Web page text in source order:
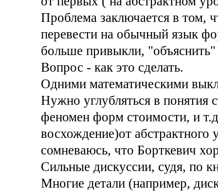
Проблема заключается в том,
перевести на обычный язык
больше привыкли, "объяснить"
Вопрос - как это сделать.
Одними математическими
Нужно углубляться в понятия
феномен форм стоимости, и
восхождение)от абстрактного
сомневаюсь, что Борткевич
Сильные дискуссии, судя, по
Многие детали (например,